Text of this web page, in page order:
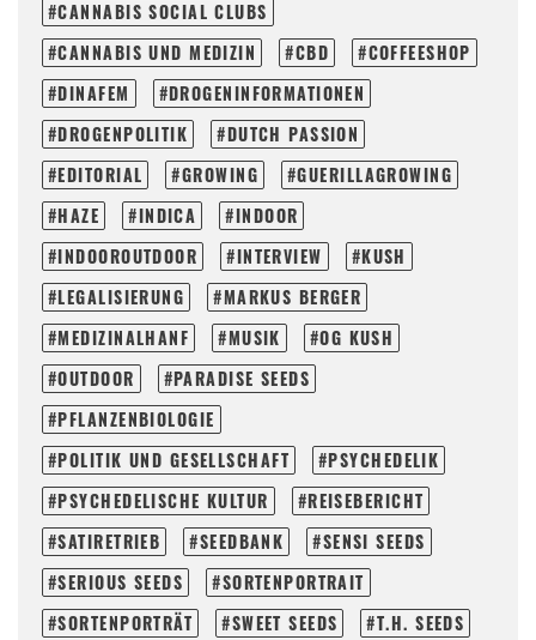
CANNABIS SOCIAL CLUBS
CANNABIS UND MEDIZIN
CBD
COFFEESHOP
DINAFEM
DROGENINFORMATIONEN
DROGENPOLITIK
DUTCH PASSION
EDITORIAL
GROWING
GUERILLAGROWING
HAZE
INDICA
INDOOR
INDOOROUTDOOR
INTERVIEW
KUSH
LEGALISIERUNG
MARKUS BERGER
MEDIZINALHANF
MUSIK
OG KUSH
OUTDOOR
PARADISE SEEDS
PFLANZENBIOLOGIE
POLITIK UND GESELLSCHAFT
PSYCHEDELIK
PSYCHEDELISCHE KULTUR
REISEBERICHT
SATIRETRIEB
SEEDBANK
SENSI SEEDS
SERIOUS SEEDS
SORTENPORTRAIT
SORTENPORTRÄT
SWEET SEEDS
T.H. SEEDS